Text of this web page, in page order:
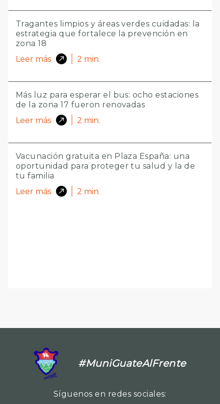
Tragantes limpios y áreas verdes cuidadas: la
estrategia que fortalece la prevención en
zona 18
Leer más
2 min.
Más luz para esperar el bus: ocho estaciones
de la zona 17 fueron renovadas
Leer más
2 min.
Vacunación gratuita en Plaza España: una
oportunidad para proteger tu salud y la de
tu familia
Leer más
2 min.
#MuniGuateAlFrente
Síguenos en redes sociales: